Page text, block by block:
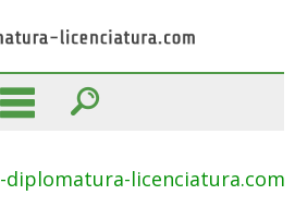
diplomatura-licenciatura.com